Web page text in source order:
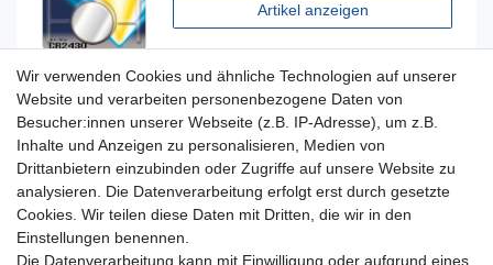
Artikel anzeigen
Für Fragen zu unseren Produkten und Bestellungen
erreichen Sie uns per E-Mail oder Telefon:
+49 5741 9099422 oderinfo@dein-bau-projekt.de
Versand und Zahlung
Wir verwenden Cookies und ähnliche Technologien auf unserer
Website und verarbeiten personenbezogene Daten von
Besucher:innen unserer Webseite (z.B. IP-Adresse), um z.B.
Inhalte und Anzeigen zu personalisieren, Medien von
Drittanbietern einzubinden oder Zugriffe auf unsere Website zu
analysieren. Die Datenverarbeitung erfolgt erst durch gesetzte
Cookies. Wir teilen diese Daten mit Dritten, die wir in den
Einstellungen benennen.
Die Datenverarbeitung kann mit Einwilligung oder aufgrund eines